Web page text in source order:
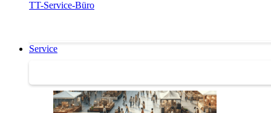
TT-Service-Büro
Service